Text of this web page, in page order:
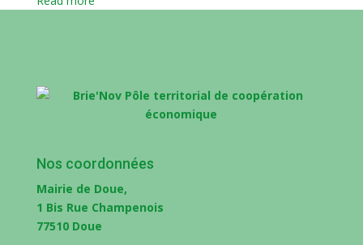
Nos coordonnées
Mairie de Doue,
1 Bis Rue Champenois
77510 Doue